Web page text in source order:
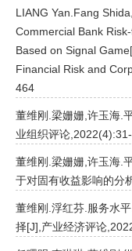
LIANG Yan.Fang
Commercial Bank
Based on Signal
Financial Risk and
464
董维刚.梁姗姗,许玉海.
业组织评论
董维刚.梁姗姗,许玉海.
于对固有收益影响的分
董维刚.浮红芬.服务水
择[J],产业经济评论